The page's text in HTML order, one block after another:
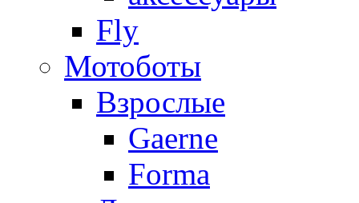
Fly
Мотоботы
Взрослые
Gaerne
Forma